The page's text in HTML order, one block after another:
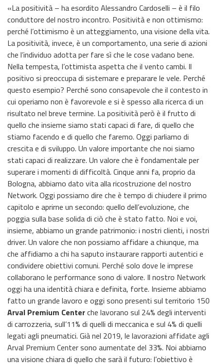
«La positività – ha esordito Alessandro Cardoselli – è il filo
conduttore del nostro incontro. Positività e non ottimismo:
perché l’ottimismo è un atteggiamento, una visione della vita.
La positività, invece, è un comportamento, una serie di azioni
che l’individuo adotta per fare sì che le cose vadano bene.
Nella tempesta, l’ottimista aspetta che il vento cambi. Il
positivo si preoccupa di sistemare e preparare le vele. Perché
questo esempio? Perché sono consapevole che il contesto in
cui operiamo non è favorevole e si è spesso alla ricerca di un
risultato nel breve termine. La positività però è il frutto di
quello che insieme siamo stati capaci di fare, di quello che
stiamo facendo e di quello che faremo. Oggi parliamo di
crescita e di sviluppo. Un valore importante che noi siamo
stati capaci di realizzare. Un valore che è fondamentale per
superare i momenti di difficoltà. Cinque anni fa, proprio da
Bologna, abbiamo dato vita alla ricostruzione del nostro
Network. Oggi possiamo dire che è tempo di chiudere il primo
capitolo e aprirne un secondo: quello dell’evoluzione, che
poggia sulla base solida di ciò che è stato fatto. Noi e voi,
insieme, abbiamo un grande patrimonio: i nostri clienti, i nostri
driver. Un valore che non possiamo affidare a chiunque, ma
che affidiamo a chi ha saputo instaurare rapporti autentici e
condividere obiettivi comuni. Perché solo dove le imprese
collaborano le performance sono di valore. Il nostro Network
oggi ha una identità chiara e definita, forte. Insieme abbiamo
fatto un grande lavoro e oggi sono presenti sul territorio 150
Arval Premium Centerche lavorano sul 24% degli interventi
di carrozzeria, sull’11% di quelli di meccanica e sul 4% di quelli
legati agli pneumatici. Già nel 2019, le lavorazioni affidate agli
Arval Premium Center sono aumentate del 33%. Noi abbiamo
una visione chiara di quello che sarà il futuro: l’obiettivo è